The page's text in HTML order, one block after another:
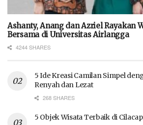
Ashanty, Anang dan Azriel Rayakan
Bersama di Universitas Airlangga
4244 SHARES
5 Ide Kreasi Camilan Simpel
Renyah dan Lezat
268 SHARES
5 Objek Wisata Terbaik di Cilacap